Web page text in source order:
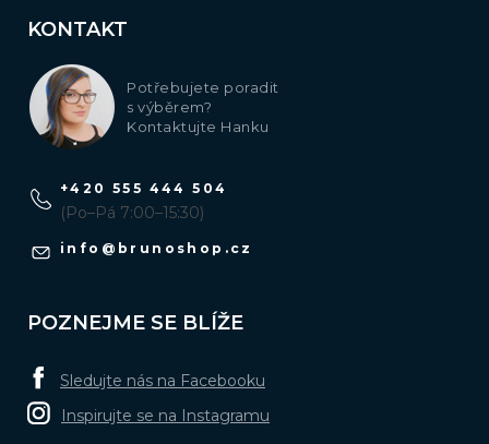
KONTAKT
Potřebujete poradit
s výběrem?
Kontaktujte Hanku
info @ brunoshop.cz
+420 555 444 504
(Po–Pá 7:00–15:30)
POZNEJME SE BLÍŽE
Sledujte nás na Facebooku
Inspirujte se na Instagramu